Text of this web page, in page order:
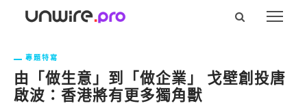
專題特寫
由「做生意」到「做企業」 戈壁創投唐
啟波：香港將有更多獨角獸